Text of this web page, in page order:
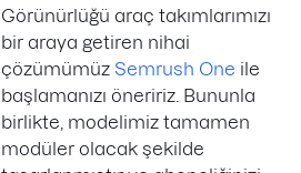
Görünürlüğü araç takımlarımızı
bir araya getiren nihai
çözümümüz Semrush One ile
başlamanızı öneririz. Bununla
birlikte, modelimiz tamamen
modüler olacak şekilde